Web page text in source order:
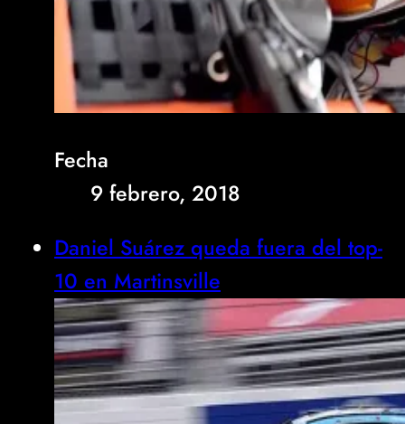
Fecha
9 febrero, 2018
Daniel Suárez queda fuera del top-
10 en Martinsville